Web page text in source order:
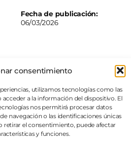
consentimiento
utilizamos tecnologías como las
acceder a la información del dispositivo. El
nos permitirá procesar datos
navegación o las identificaciones únicas
retirar el consentimiento, puede afectar
y funciones.
Fecha de publicación:
06/03/2026